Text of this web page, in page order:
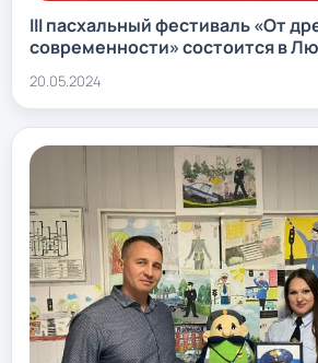
III пасхальный фестиваль «От
современности» состоится в
20.05.2024